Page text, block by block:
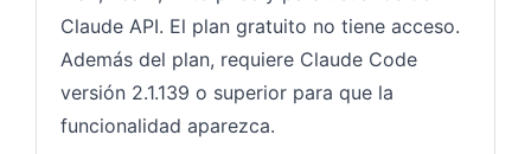
Claude API. El plan gratuito no tiene acceso.
Además del plan, requiere Claude Code
versión 2.1.139 o superior para que la
funcionalidad aparezca.